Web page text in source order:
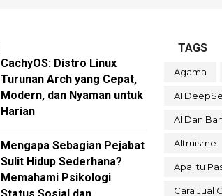
CachyOS: Distro Linux
Turunan Arch yang Cepat,
Modern, dan Nyaman untuk
Harian
Mengapa Sebagian Pejabat
Sulit Hidup Sederhana?
Memahami Psikologi
TAGS
Agama
AI
AI Dan
Altruisme
Apa Itu
Cara Jual